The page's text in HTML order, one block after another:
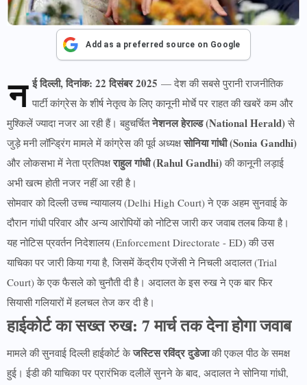
Add as a preferred source on Google
न ई दिल्ली, दिनांक: 22 दिसंबर 2025 — देश की सबसे पुरानी राजनीतिक
पार्टी कांग्रेस के शीर्ष नेतृत्व के लिए कानूनी मोर्चे पर राहत की खबरें कम और
मुश्किलें ज्यादा नजर आ रही हैं। बहुचर्चितनेशनल हेराल्ड (National Herald)से
जुड़े मनी लॉन्ड्रिंग मामले में कांग्रेस की पूर्व अध्यक्षसोनिया गांधी (Sonia Gandhi)
और लोकसभा में नेता प्रतिपक्षराहुल गांधी (Rahul Gandhi)की कानूनी लड़ाई
अभी खत्म होती नजर नहीं आ रही है।
सोमवार को दिल्ली उच्च न्यायालय (Delhi High Court) ने एक अहम सुनवाई के
दौरान गांधी परिवार और अन्य आरोपियों को नोटिस जारी कर जवाब तलब किया है।
यह नोटिस प्रवर्तन निदेशालय (Enforcement Directorate - ED) की उस
याचिका पर जारी किया गया है, जिसमें केंद्रीय एजेंसी ने निचली अदालत (Trial
Court) के एक फैसले को चुनौती दी है। अदालत के इस रुख ने एक बार फिर
सियासी गलियारों में हलचल तेज कर दी है।
हाईकोर्ट का सख्त रुख: 7 मार्च तक देना होगा जवाब
मामले की सुनवाई दिल्ली हाईकोर्ट केजस्टिस रविंद्र दुडेजाकी एकल पीठ के समक्ष
हुई। ईडी की याचिका पर प्रारंभिक दलीलें सुनने के बाद, अदालत ने सोनिया गांधी,